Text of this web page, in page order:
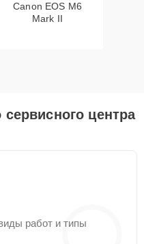
Canon EOS M6
Mark II
центра
работ и типы